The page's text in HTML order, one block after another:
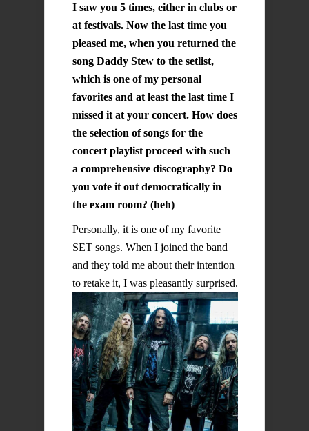
I saw you 5 times, either in clubs or
at festivals. Now the last time you
pleased me, when you returned the
song Daddy Stew to the setlist,
which is one of my personal
favorites and at least the last time I
missed it at your concert. How does
the selection of songs for the
concert playlist proceed with such
a comprehensive discography? Do
you vote it out democratically in
the exam room? (heh)
Personally, it is one of my favorite
SET songs. When I joined the band
and they told me about their intention
to retake it, I was pleasantly surprised.